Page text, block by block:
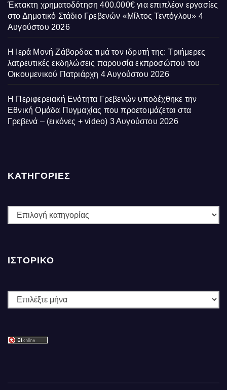
Έκτακτη χρηματοδότηση 400.000€ για επιπλέον εργασίες
στο Δημοτικό Στάδιο Γρεβενών «Μίλτος Τεντόγλου» 4
Αυγούστου 2026
Η Ιερά Μονή Ζάβορδας τιμά τον ιδρυτή της: Τριήμερες
λατρευτικές εκδηλώσεις παρουσία εκπροσώπου του
Οικουμενικού Πατριάρχη 4 Αυγούστου 2026
Η Περιφερειακή Ενότητα Γρεβενών υποδέχθηκε την
Εθνική Ομάδα Πυγμαχίας που προετοιμάζεται στα
Γρεβενά – (εικόνες + video) 3 Αυγούστου 2026
ΚΑΤΗΓΟΡΙΕΣ
ΚΑΤΗΓΟΡΙΕΣ
ΙΣΤΟΡΙΚΌ
Ιστορικό